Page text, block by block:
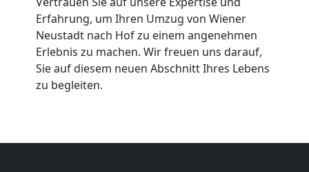
Erfahrung, um Ihren Umzug von Wiener
Neustadt nach Hof zu einem angenehmen
Erlebnis zu machen. Wir freuen uns darauf,
Sie auf diesem neuen Abschnitt Ihres Lebens
zu begleiten.
Möbeltaxi
Wiener
Kleintransport